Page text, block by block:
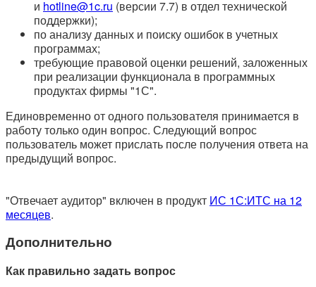
и hotline@1c.ru (версии 7.7) в отдел технической
поддержки);
по анализу данных и поиску ошибок в учетных
программах;
требующие правовой оценки решений, заложенных
при реализации функционала в программных
продуктах фирмы "1С".
Единовременно от одного пользователя принимается в
работу только один вопрос. Следующий вопрос
пользователь может прислать после получения ответа на
предыдущий вопрос.
"Отвечает аудитор" включен в продукт ИС 1С:ИТС на 12
месяцев.
Дополнительно
Как правильно задать вопрос